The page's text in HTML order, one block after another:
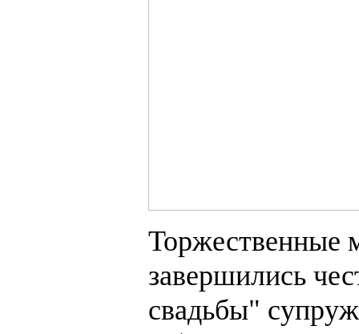
Торжественные
завершились
свадьбы"